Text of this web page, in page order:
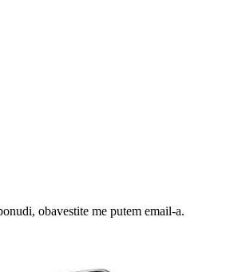
obavestite me putem email-a.